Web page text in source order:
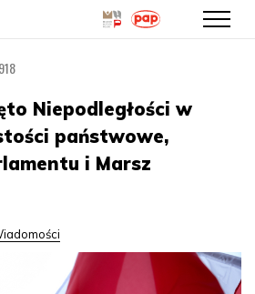
treści
Niepodległości w
państwowe,
i Marsz